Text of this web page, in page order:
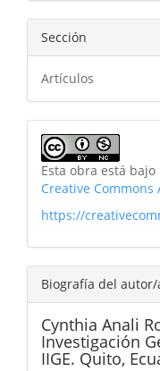
Sección
Artículos
Esta obra está
Creative
https://
Biografía del autor/
Cynthia Anali
Investigación
IIGE. Quito,